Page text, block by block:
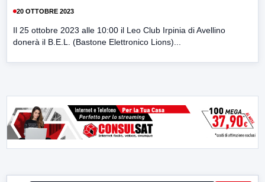
20 OTTOBRE 2023
Il 25 ottobre 2023 alle 10:00 il Leo Club Irpinia di Avellino
donerà il B.E.L. (Bastone Elettronico Lions)...